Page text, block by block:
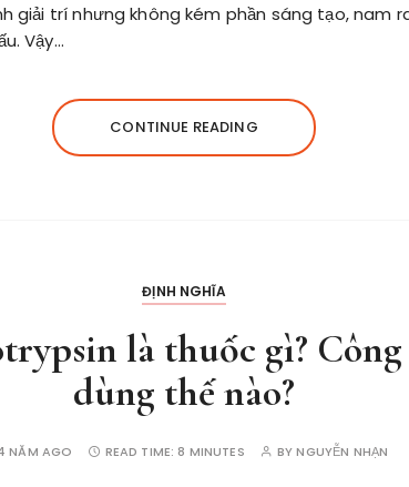
giải trí nhưng không kém phần sáng tạo, nam
Vậy…
CONTINUE READING
ĐỊNH NGHĨA
là thuốc gì?
dùng thế nào?
NĂM AGO READ TIME:8 MINUTES BYNGUYỄN NHẠN